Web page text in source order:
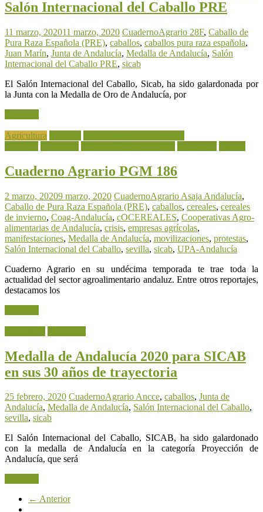
Salón Internacional del Caballo PRE
11 marzo, 202011 marzo, 2020 CuadernoAgrario 28F, Caballo de
Pura Raza Española (PRE), caballos, caballos pura raza española,
Juan Marín, Junta de Andalucía, Medalla de Andalucía, Salón
Internacional del Caballo PRE, sicab
El Salón Internacional del Caballo, Sicab, ha sido galardonada por
la Junta con la Medalla de Oro de Andalucía, por
Agricultura
Cuaderno Agrario PGM 186
2 marzo, 20209 marzo, 2020 CuadernoAgrario Asaja Andalucía,
Caballo de Pura Raza Española (PRE), caballos, cereales, cereales
de invierno, Coag-Andalucía, cOCEREALES, Cooperativas Agro-
alimentarias de Andalucía, crisis, empresas agrícolas,
manifestaciones, Medalla de Andalucía, movilizaciones, protestas,
Salón Internacional del Caballo, sevilla, sicab, UPA-Andalucía
Cuaderno Agrario en su undécima temporada te trae toda la
actualidad del sector agroalimentario andaluz. Entre otros reportajes,
destacamos los
Medalla de Andalucía 2020 para SICAB
en sus 30 años de trayectoria
25 febrero, 2020 CuadernoAgrarioAncce, caballos, Junta de
Andalucía, Medalla de Andalucía, Salón Internacional del Caballo,
sevilla, sicab
El Salón Internacional del Caballo, SICAB, ha sido galardonado
con la medalla de Andalucía en la categoría Proyección de
Andalucía, que será
← Anterior